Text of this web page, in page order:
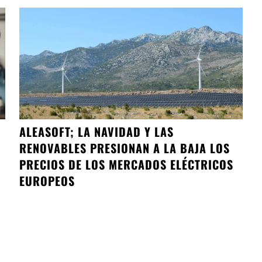
ALEASOFT; LA NAVIDAD Y LAS
RENOVABLES PRESIONAN A LA BAJA LOS
PRECIOS DE LOS MERCADOS ELÉCTRICOS
EUROPEOS